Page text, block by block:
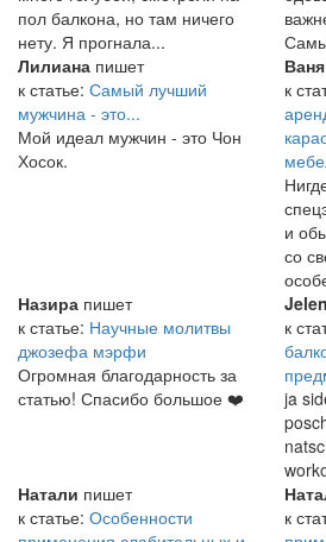
пол балкона, но там ничего
нету. Я прогнала...
Лилиана пишет
к статье: Самый лучший
мужчина - это...
Мой идеал мужчин - это Чон
Хосок.
Ваня
к
и
со
Назира пишет
к статье: Научные молитвы
джозефа мэрфи
Огромная благодарность за
статью! Спасибо большое ❤️
к
ja
Натали пишет
к статье: Особенности
к